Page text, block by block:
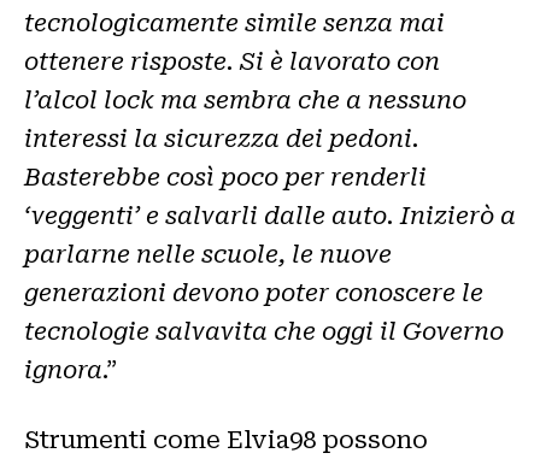
tecnologicamente simile senza mai
ottenere risposte. Si è lavorato con
l’alcol lock ma sembra che a nessuno
interessi la sicurezza dei pedoni.
Basterebbe così poco per renderli
‘veggenti’ e salvarli dalle auto. Inizierò a
parlarne nelle scuole, le nuove
generazioni devono poter conoscere le
tecnologie salvavita che oggi il Governo
ignora.”
Strumenti come Elvia98 possono